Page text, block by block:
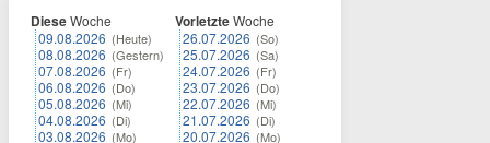
DieseWoche
09.08.2026 (Heute)
08.08.2026 (Gestern)
07.08.2026 (Fr)
06.08.2026 (Do)
05.08.2026 (Mi)
04.08.2026 (Di)
03.08.2026 (Mo)
VorletzteWoche
26.07.2026 (So)
25.07.2026 (Sa)
24.07.2026 (Fr)
23.07.2026 (Do)
22.07.2026 (Mi)
21.07.2026 (Di)
20.07.2026 (Mo)